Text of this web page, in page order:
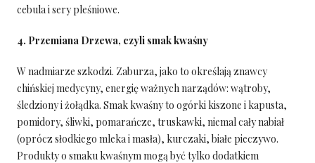
cebula i sery pleśniowe.
4. Przemiana Drzewa, czyli smak kwaśny
W nadmiarze szkodzi. Zaburza, jako to określają znawcy
chińskiej medycyny, energię ważnych narządów: wątroby,
śledziony i żołądka. Smak kwaśny to ogórki kiszone i kapusta,
pomidory, śliwki, pomarańcze, truskawki, niemal cały nabiał
(oprócz słodkiego mleka i masła), kurczaki, białe pieczywo.
Produkty o smaku kwaśnym mogą być tylko dodatkiem